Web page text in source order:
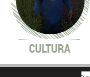
CULTURA